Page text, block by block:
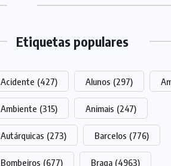
Etiquetas populares
Acidente (427) Alunos (297)
Ambiente (315) Animais (247)
Autárquicas (273) Barcelos (776)
Bombeiros (677) Braga (4963)